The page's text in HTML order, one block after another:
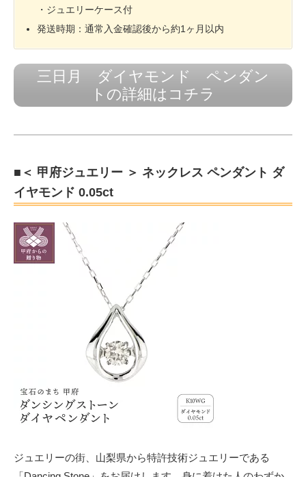
・ジュエリーケース付
発送時期：通常入金確認後から約1ヶ月以内
三日月 ダイヤモンド ペンダン
トの詳細はコチラ
■＜ 甲府ジュエリー ＞ ネックレス ペンダント ダ
イヤモンド 0.05ct
ジュエリーの街、山梨県から特許技術ジュエリーである